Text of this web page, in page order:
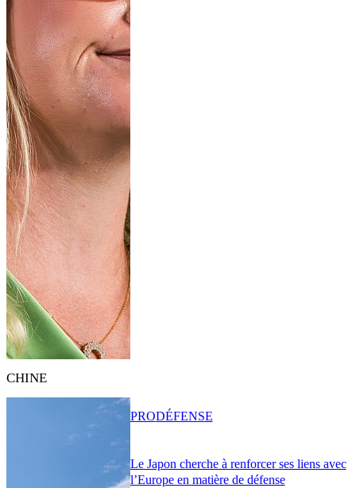
CHINE
Le Japon cherche à renforcer ses liens avec
l’Europe en matière de défense
PRODÉFENSE